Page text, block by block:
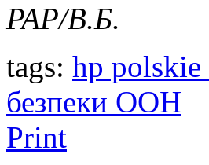
PAP/В.Б.
tags: hp polskie
безпеки ООН
Print